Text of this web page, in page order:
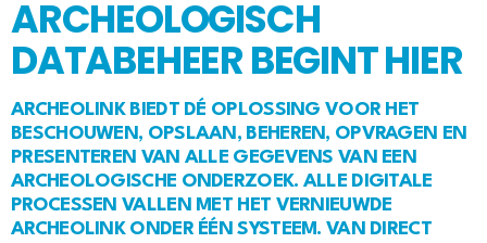
ARCHEOLOGISCH
DATABEHEER BEGINT HIER
ARCHEOLINK BIEDT DÉ OPLOSSING VOOR HET
BESCHOUWEN, OPSLAAN, BEHEREN, OPVRAGEN EN
PRESENTEREN VAN ALLE GEGEVENS VAN EEN
ARCHEOLOGISCHE ONDERZOEK. ALLE DIGITALE
PROCESSEN VALLEN MET HET VERNIEUWDE
ARCHEOLINK ONDER ÉÉN SYSTEEM. VAN DIRECT